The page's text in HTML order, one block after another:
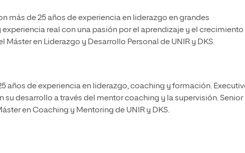
más de 25 años de experiencia en liderazgo en grandes
real con una pasión por el aprendizaje y el crecimiento
en Liderazgo y Desarrollo Personal de UNIR y DKS.
años de experiencia en liderazgo, coaching y formación.
desarrollo a través del mentor coaching y la supervisión. Senior
en Coaching y Mentoring de UNIR y DKS.